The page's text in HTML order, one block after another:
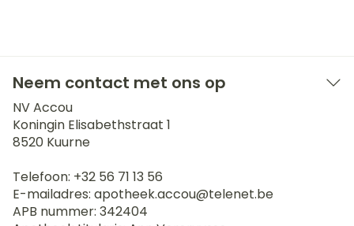
Neem contact met ons op
NV Accou
Koningin Elisabethstraat 1
8520 Kuurne
Telefoon: +32 56 71 13 56
E-mailadres: apotheek.accou@telenet.be
APB nummer: 342404